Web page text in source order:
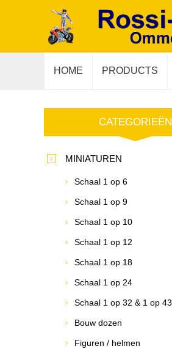
HOME PRODUCTS
CATEGORIEËN
MINIATUREN
Schaal 1 op 6
Schaal 1 op 9
Schaal 1 op 10
Schaal 1 op 12
Schaal 1 op 18
Schaal 1 op 24
Schaal 1 op 32 & 1 op 43
Bouw dozen
Figuren / helmen